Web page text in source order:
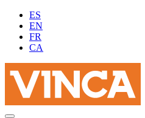
ES
EN
FR
CA